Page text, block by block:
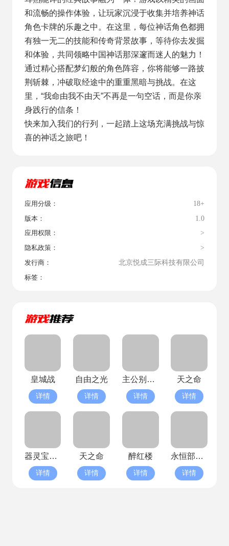
和流畅的操作体验，让玩家沉浸于收集并培养神话
角色卡牌的乐趣之中。在这里，每位神话角色都拥
有独一无二的技能和传奇背景故事，等待你去发掘
和体验，共同领略中国神话那深邃而迷人的魅力！
通过精心搭配梦幻般的角色阵容，你将能够一路披
荆斩棘，冲破取经途中的重重黑暗与挑战。在这
里，“我命由我不由天”不再是一句空话，而是你亲
身践行的信条！
快来加入我们的行列，一起踏上这场充满挑战与惊
喜的神话之旅吧！
应用分级： 18+
版本： 1.0
应用权限： >
隐私政策： >
发行商： 北京悦成三际科技有限公司
标签：
皇城战
详情
自由之光
详情
主公别闹(已停服)
详情
天之命
详情
器灵宝塔(已停服)
详情
天之命
详情
醉红楼
详情
永恒部落(已停服)
详情